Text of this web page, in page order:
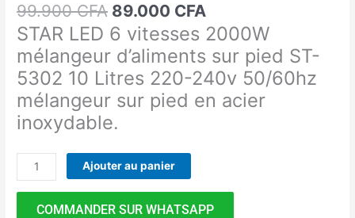
99.900CFA 89.000 CFA
STAR LED 6 vitesses 2000W
mélangeur d’aliments sur pied ST-
5302 10 Litres 220-240v 50/60hz
mélangeur sur pied en acier
inoxydable.
Ajouter au panier
COMMANDER SUR WHATSAPP